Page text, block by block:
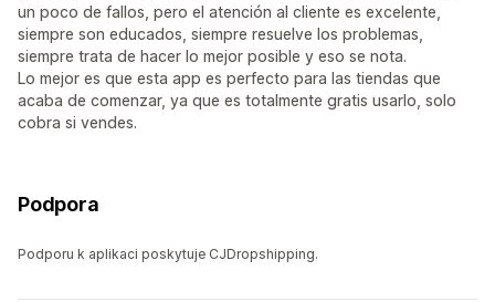
un poco de fallos, pero el atención al cliente es excelente,
siempre son educados, siempre resuelve los problemas,
siempre trata de hacer lo mejor posible y eso se nota.
Lo mejor es que esta app es perfecto para las tiendas que
acaba de comenzar, ya que es totalmente gratis usarlo, solo
cobra si vendes.
Podpora
Podporu k aplikaci poskytuje CJDropshipping.